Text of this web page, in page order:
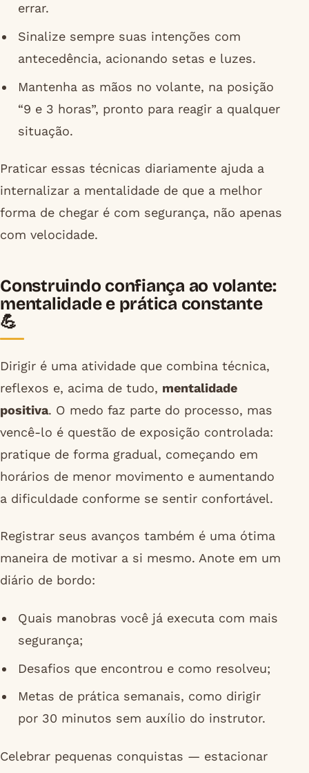
errar.
Sinalize sempre suas intenções com
antecedência, acionando setas e luzes.
Mantenha as mãos no volante, na posição
“9 e 3 horas”, pronto para reagir a qualquer
situação.
Praticar essas técnicas diariamente ajuda a
internalizar a mentalidade de que a melhor
forma de chegar é com segurança, não apenas
com velocidade.
Construindo confiança ao volante:
mentalidade e prática constante
💪
Dirigir é uma atividade que combina técnica,
reflexos e, acima de tudo, mentalidade
positiva. O medo faz parte do processo, mas
vencê-lo é questão de exposição controlada:
pratique de forma gradual, começando em
horários de menor movimento e aumentando
a dificuldade conforme se sentir confortável.
Registrar seus avanços também é uma ótima
maneira de motivar a si mesmo. Anote em um
diário de bordo:
Quais manobras você já executa com mais
segurança;
Desafios que encontrou e como resolveu;
Metas de prática semanais, como dirigir
por 30 minutos sem auxílio do instrutor.
Celebrar pequenas conquistas — estacionar